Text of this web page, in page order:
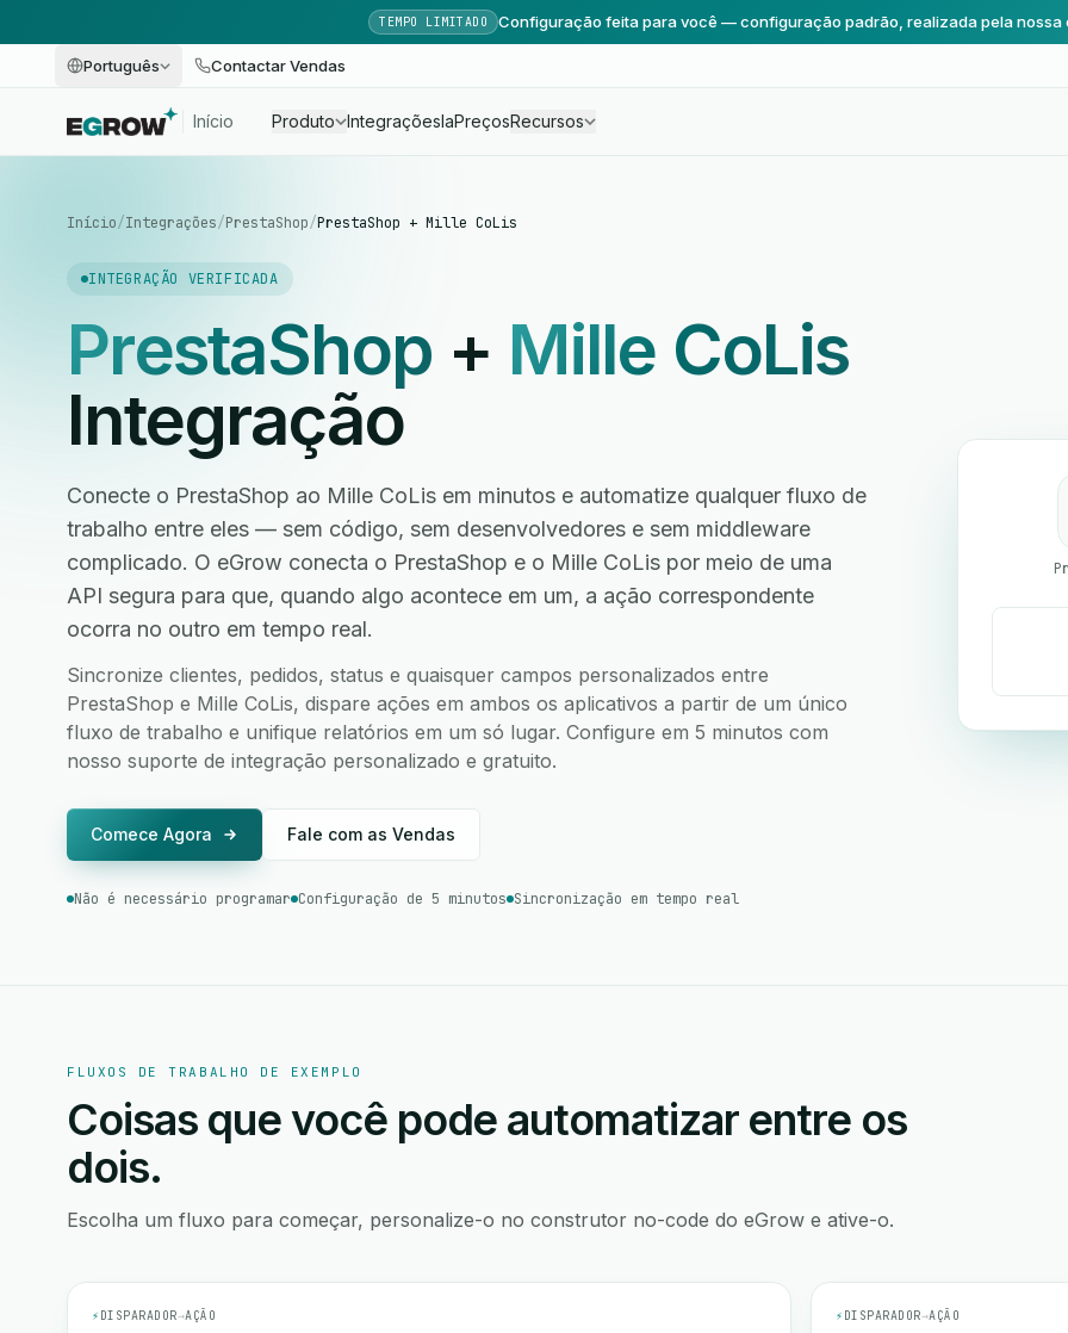
TEMPO LIMITADO Configuração feita para você — configuração padrão, realizada pela nossa
Português Contactar Vendas
Início Produto IntegraçõesIaPreçosRecursos
Início/Integrações/PrestaShop/PrestaShop + Mille CoLis
INTEGRAÇÃO VERIFICADA
PrestaShop + Mille CoLis
Integração
Conecte o PrestaShop ao Mille CoLis em minutos e automatize qualquer fluxo de
trabalho entre eles — sem código, sem desenvolvedores e sem middleware
complicado. O eGrow conecta o PrestaShop e o Mille CoLis por meio de uma
API segura para que, quando algo acontece em um, a ação correspondente
ocorra no outro em tempo real.
Sincronize clientes, pedidos, status e quaisquer campos personalizados entre
PrestaShop e Mille CoLis, dispare ações em ambos os aplicativos a partir de um único
fluxo de trabalho e unifique relatórios em um só lugar. Configure em 5 minutos com
nosso suporte de integração personalizado e gratuito.
Comece Agora Fale com as Vendas
Não é necessário programar Configuração de 5 minutos Sincronização em tempo real
FLUXOS DE TRABALHO DE EXEMPLO
Coisas que você pode automatizar entre os
dois.
Escolha um fluxo para começar, personalize-o no construtor no-code do eGrow e ative-o.
⚡ DISPARADOR→AÇÃO ⚡ DISPARADOR→AÇÃO